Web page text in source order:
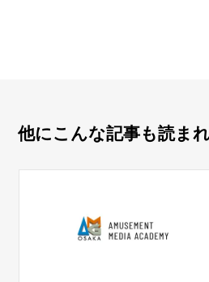
他にこんな記事も読ま